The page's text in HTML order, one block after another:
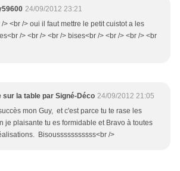
24/09/2012 23:21
/> <br /> oui il faut mettre le petit cuistot a les
/> <br /> <br /> bises<br /> <br /> <br /> <br
sur la table par Signé-Déco 24/09/2012 21:05
mon Guy, et c'est parce tu te rase les
je plaisante tu es formidable et Bravo à toutes
Bisousssssssssss<br />